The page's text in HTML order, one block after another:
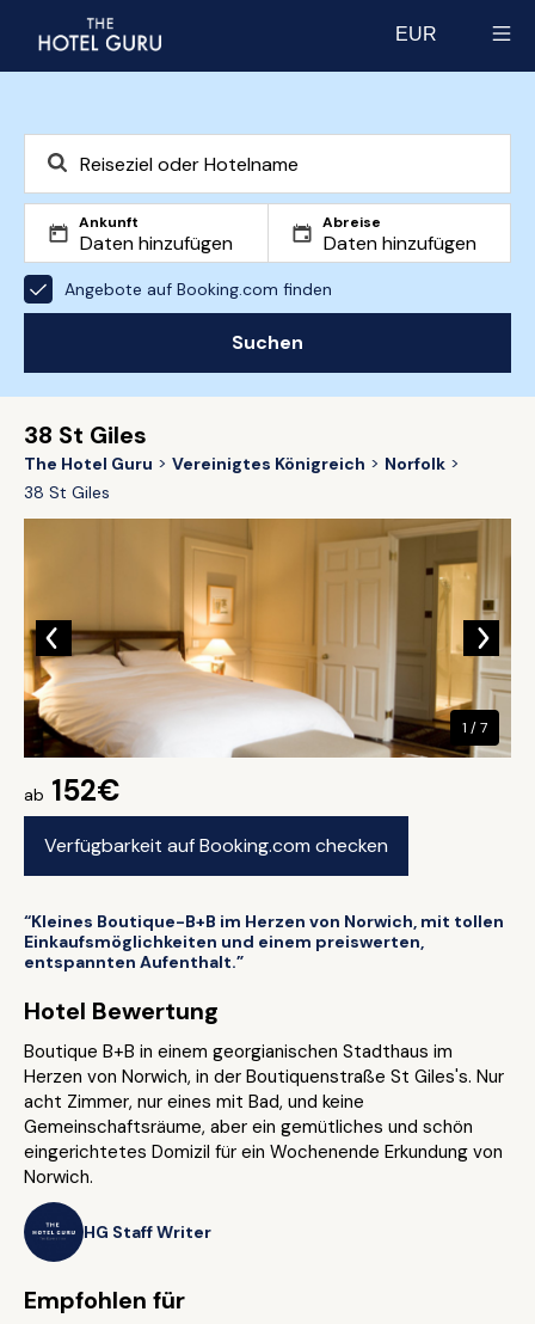
EUR
Ankunft Abreise
Angebote auf Booking.com finden
Suchen
38 St Giles
The Hotel Guru Vereinigtes Königreich
Norfolk
38 St Giles
ab 152€
Verfügbarkeit auf Booking.com checken
1 / 7
“Kleines Boutique-B+B im Herzen von Norwich, mit tollen
Einkaufsmöglichkeiten und einem preiswerten,
entspannten Aufenthalt.”
Hotel Bewertung
Boutique B+B in einem georgianischen Stadthaus im
Herzen von Norwich, in der Boutiquenstraße St Giles's. Nur
acht Zimmer, nur eines mit Bad, und keine
Gemeinschaftsräume, aber ein gemütliches und schön
eingerichtetes Domizil für ein Wochenende Erkundung von
Norwich.
HG Staff Writer
Empfohlen für